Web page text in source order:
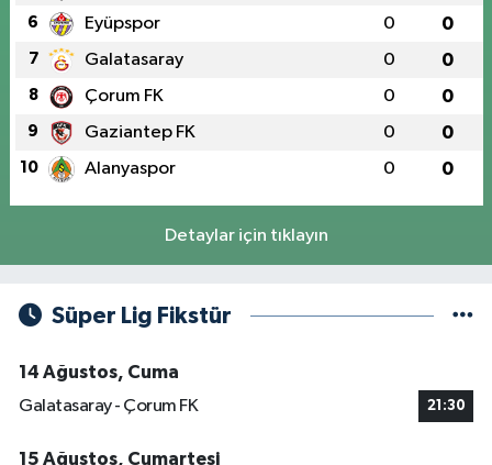
6 Eyüpspor 0 0
7 Galatasaray 0 0
8 Çorum FK 0 0
9 Gaziantep FK 0 0
10 Alanyaspor 0 0
Detaylar için tıklayın
Süper Lig Fikstür
14 Ağustos, Cuma
Galatasaray - Çorum FK
21:30
15 Ağustos, Cumartesi